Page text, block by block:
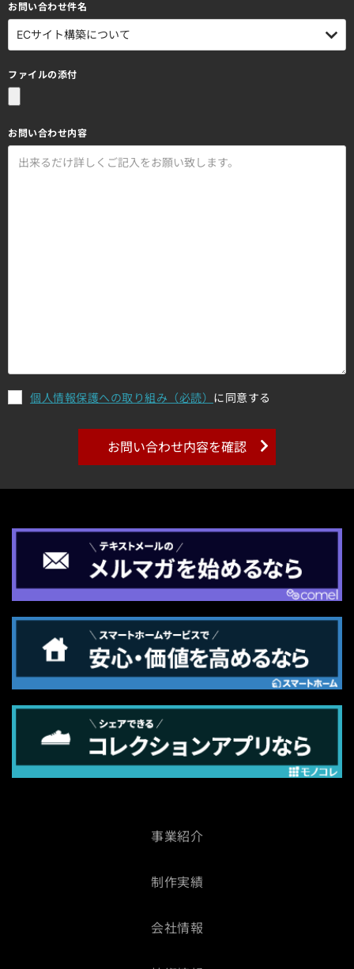
お問い合わせ件名
ファイルの添付
お問い合わせ内容
個人情報保護への取り組み（必読） に同意する
事業紹介
制作実績
会社情報